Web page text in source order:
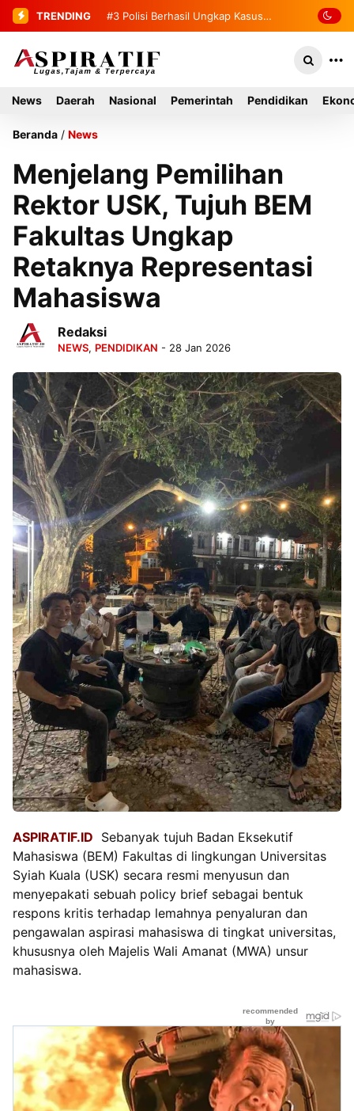
TRENDING #3 Polisi Berhasil Ungkap Kasus
#4 Penemuan Mayat Tanpa Identitas
Selatan
News Daerah Nasional Pemerintah Pendidikan
Beranda / News
Menjelang Pemilihan
Rektor USK, Tujuh BEM
Fakultas Ungkap
Retaknya Representasi
Mahasiswa
Redaksi
NEWS, PENDIDIKAN - 28 Jan 2026
ASPIRATIF.ID Sebanyak tujuh Badan Eksekutif
Mahasiswa (BEM) Fakultas di lingkungan Universitas
Syiah Kuala (USK) secara resmi menyusun dan
menyepakati sebuah policy brief sebagai bentuk
respons kritis terhadap lemahnya penyaluran dan
pengawalan aspirasi mahasiswa di tingkat universitas,
khususnya oleh Majelis Wali Amanat (MWA) unsur
mahasiswa.